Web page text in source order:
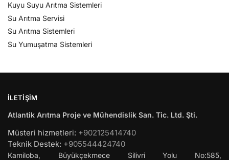
Kuyu Suyu Arıtma Sistemleri
Su Arıtma Servisi
Su Arıtma Sistemleri
Su Yumuşatma Sistemleri
İLETIŞIM
Atlantik Arıtma Proje ve Mühendislik San. Tic. Ltd. Şti.
Müsteri hizmetleri: +902125414740
Teknik Destek: +905544424740
Kamiloba, Büyükçekmece Silivri Yolu No:585,